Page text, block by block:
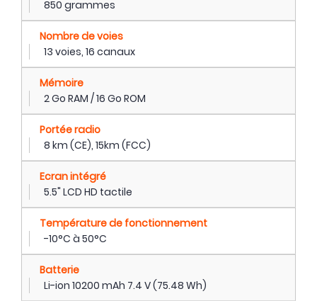
850 grammes
Nombre de voies
13 voies, 16 canaux
Mémoire
2 Go RAM / 16 Go ROM
Portée radio
8 km (CE), 15km (FCC)
Ecran intégré
5.5" LCD HD tactile
Température de fonctionnement
-10°C à 50°C
Batterie
Li-ion 10200 mAh 7.4 V (75.48 Wh)